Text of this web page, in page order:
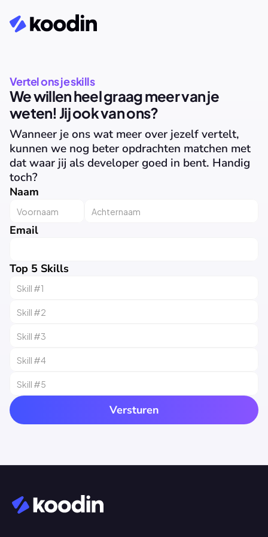
Vertel ons je skills
We willen heel graag meer van je
weten! Jij ook van ons?
Wanneer je ons wat meer over jezelf vertelt,
kunnen we nog beter opdrachten matchen met
dat waar jij als developer goed in bent. Handig
toch?
Naam
Email
Top 5 Skills
Versturen